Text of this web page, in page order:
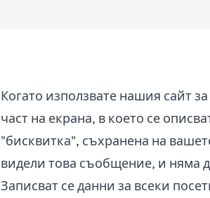
Когато използвате нашия сайт
част на екрана, в което се
"бисквитка", съхранена на
видели това съобщение, и няма
Записват се данни за всеки